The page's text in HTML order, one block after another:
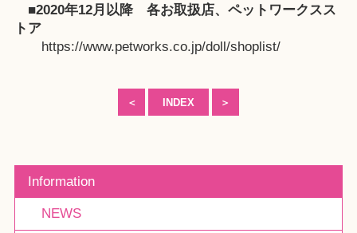
■2020年12月以降 各お取扱店、 ペットワークスス
トア
https://www.petworks.co.jp/doll/shoplist/
＜ INDEX ＞
Information
NEWS